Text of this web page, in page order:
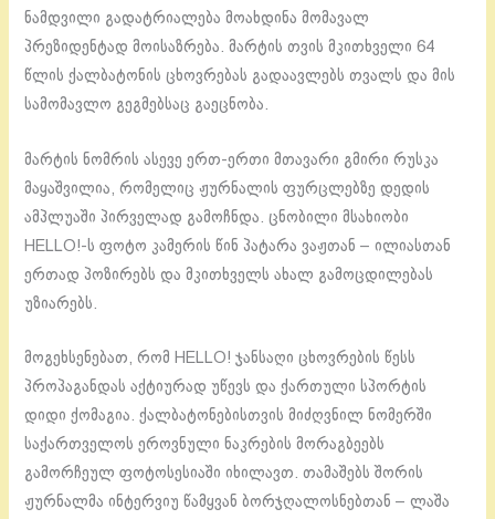
ნამდვილი გადატრიალება მოახდინა მომავალ
პრეზიდენტად მოისაზრება. მარტის თვის მკითხველი 64
წლის ქალბატონის ცხოვრებას გადაავლებს თვალს და მის
სამომავლო გეგმებსაც გაეცნობა.
მარტის ნომრის ასევე ერთ-ერთი მთავარი გმირი რუსკა
მაყაშვილია, რომელიც ჟურნალის ფურცლებზე დედის
ამპლუაში პირველად გამოჩნდა. ცნობილი მსახიობი
HELLO!-ს ფოტო კამერის წინ პატარა ვაჟთან – ილიასთან
ერთად პოზირებს და მკითხველს ახალ გამოცდილებას
უზიარებს.
მოგეხსენებათ, რომ HELLO! ჯანსაღი ცხოვრების წესს
პროპაგანდას აქტიურად უწევს და ქართული სპორტის
დიდი ქომაგია. ქალბატონებისთვის მიძღვნილ ნომერში
საქართველოს ეროვნული ნაკრების მორაგბეებს
გამორჩეულ ფოტოსესიაში იხილავთ. თამაშებს შორის
ჟურნალმა ინტერვიუ წამყვან ბორჯღალოსნებთან – ლაშა